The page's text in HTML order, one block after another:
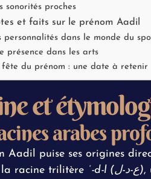
sonorités proches
et faits sur le prénom Aadil
personnalités dans le monde du
présence dans les arts
fête du prénom : une date à retenir
et
arabes
Aadil puise ses origines
racine trilitère
ʿ-d-l (ع-د-ل),